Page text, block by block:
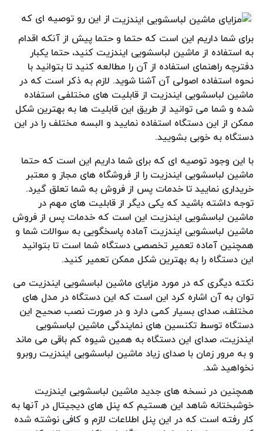
از این رو توصیه ای که
برای شما داریم این است که حتما و حتما پیش از آنکه اقدام
به استفاده از ماشین لباسشویی ایندزیت کنید، حتما یکبار
دفترچه راهنمای استفاده از آن را مطالعه کنید تا بتوانید با
نحوه استفاده اصولی آن آشنا شوید. لازم به ذکر است که در
ماشین لباسشویی ایندزیت از قابلیت های مختلفی استفاده
شده و شما می توانید از طریق این قابلیت ها به بهترین شکل
ممکن از این دستگاه استفاده نمایید و البسه مختلف را در این
دستگاه به خوبی بشویید.
با این وجود توصیه ای که برای شما داریم این است که حتما
ماشین لباسشویی ایندزیت را از فروشگاه های مجاز و معتبر
خریداری نمایید تا خدمات پس از فروش به شما تعلق گیرد.
توجه داشته باشید که یکی دیگر از قابلیت های مهم در
ماشین لباسشویی ایندزیت این است که خدمات پس از فروش
ماشین لباسشویی ایندزیت آماده پاسخگویی به سوالات شما و
همچنین آماده تعمیر تخصصی دستگاه شما است تا بتوانید
این دستگاه را به بهترین شکل ممکن تعمیر کنید.
نکته دیگری که در مورد مزایای ماشین لباسشویی ایندزیت می
توان به آن اشاره کرد این است که این دستگاه در مدل های
مختلف، صدای بسیار کمی دارد و در صورت نصب صحیح این
دستگاه توسط تکنسین های نمایندگی ماشین لباسشویی
ایندزیت، صدای این دستگاه به همین شیوه کم باقی می ماند
و به مرور زمان با صدای زیاد ماشین لباسشویی ایندزیت روبرو
نخواهید شد.
همچنین در نسخه های جدید ماشین لباسشویی ایندزیت
خوشبختانه شاهد این هستیم که پنل های دیجیتال در آنها به
کار رفته است که در این پنل اطلاعات لازم و کافی نوشته شده